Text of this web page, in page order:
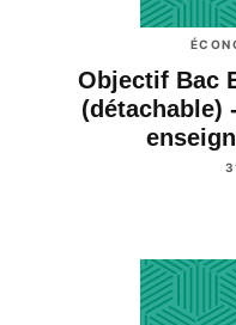
Objectif Bac
(détachable)